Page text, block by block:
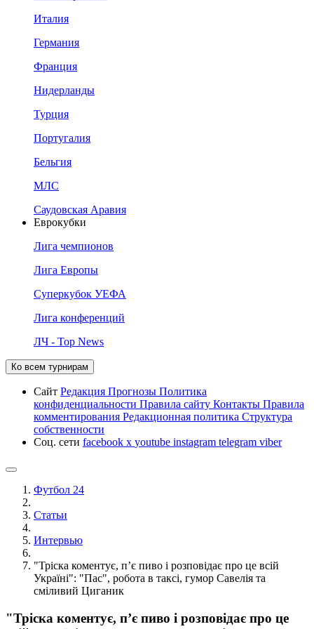
Италия
Германия
Франция
Нидерланды
Турция
Португалия
Бельгия
МЛС
Саудовская Аравия
Еврокубки
Лига чемпионов
Лига Европы
Суперкубок УЕФА
Лига конференций
ЛЧ - Top News
Ко всем турнирам
Сайт Редакция Прогнозы Политика
конфиденциальности Правила сайту Контакты Правила
комментирования Редакционная политика Структура
собственности
Соц. сети facebook x youtube instagram telegram viber
Футбол 24
Статьи
Интервью
"Тріска коментує, п’є пиво і розповідає про це всій
Україні": "Пас", робота в таксі, гумор Савелія та
сміливий Циганик
"Тріска коментує, п’є пиво і розповідає про це